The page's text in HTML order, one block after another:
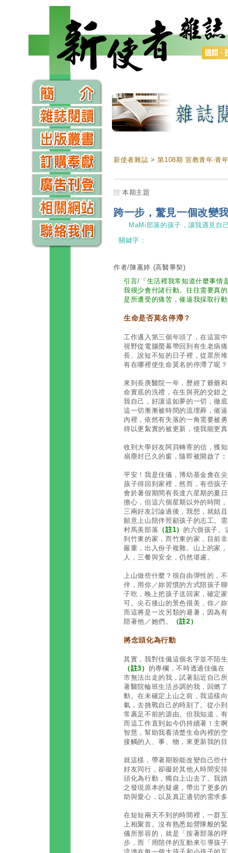
新使者雜誌 >第108期 宣教青年‧青
本期主題
跨一步，驚見一個改變
MaMi部落的孩子，讓我遇見自
關鍵字：
作者/陳蕙婷 (高醫畢契)
引言/「生活裡我常知道什麼事情
我很少會付諸行動。往往需要真
是所遭受的痛苦，催逼我採取行
生命是否莫名停滯？
工作邁入第三個年頭了，在這當
視野從電腦螢幕帶回到有生老病
長、說短不短的日子裡，從眾所
有在哪裡使生命莫名的停滯了呢？
來到長庚醫院一年，歷經了爺爺
命實底的洗禮，在生與死的交錯
我自己，好讓這如夢的一切，徹
這一切漸漸被時間的流埋葬，催
內裡，依然有失落的一角需要被
得以更紮實的被更新，使我能更
收到大學好友阿貝轉寄的信，獲
扇塵封已久的窗，隨即被開啟了︰
平安！我是佳儀，博幼基金會在
孩子得回到家裡，然而，有些孩
會於暑假期間有長達六星期的夏
擔心，但這六個星期以外的時間
三兩好友討論過後，我想，就姑
願意上山陪伴照顧孩子的志工。
村馬美部落 （註1） 的六個孩子。
到竹東的家，而竹東的家，目前
嚴重，出入份子複雜。山上的家
人，三餐與安全，仍然堪慮。
上山做些什麼？很自由彈性的，
伴，用你／妳習慣的方式陪孩子
子吃，晚上把孩子送回家，確定
可。尖石後山的景色很美，你／
而這將是一次另類的避暑，因為
陪著他／她們。
（註2）
將念頭化為行動
其實，我對佳儀這個名字並不陌
（註3） 的專欄，不時透過佳儀
市無法出走的我，試著貼近自己
著醫院輪班生活步調的我，回燃
動。在未確定上山之前，我這樣
氣，去挑戰自己的時刻了。從小
常裹足不前的源由。但我知道，
而這工作直到如今仍持續著！主
智慧，幫助我看清楚生命內裡的
接觸的人、事、物，來更新我的
就這樣，帶著期盼能改變自己些
好友同行，卻礙於其他人時間安
頭化為行動，獨自上山去了。我
之發現原本的疑慮，帶出了更多
助與愛心，以及真正適切的需求
在短短兩天不到的時間裡，一群
上相聚首。沒有熟悉如營隊般的
儀所形容的，就是「按著部落的
步，而「用陪伴的互動來引導孩